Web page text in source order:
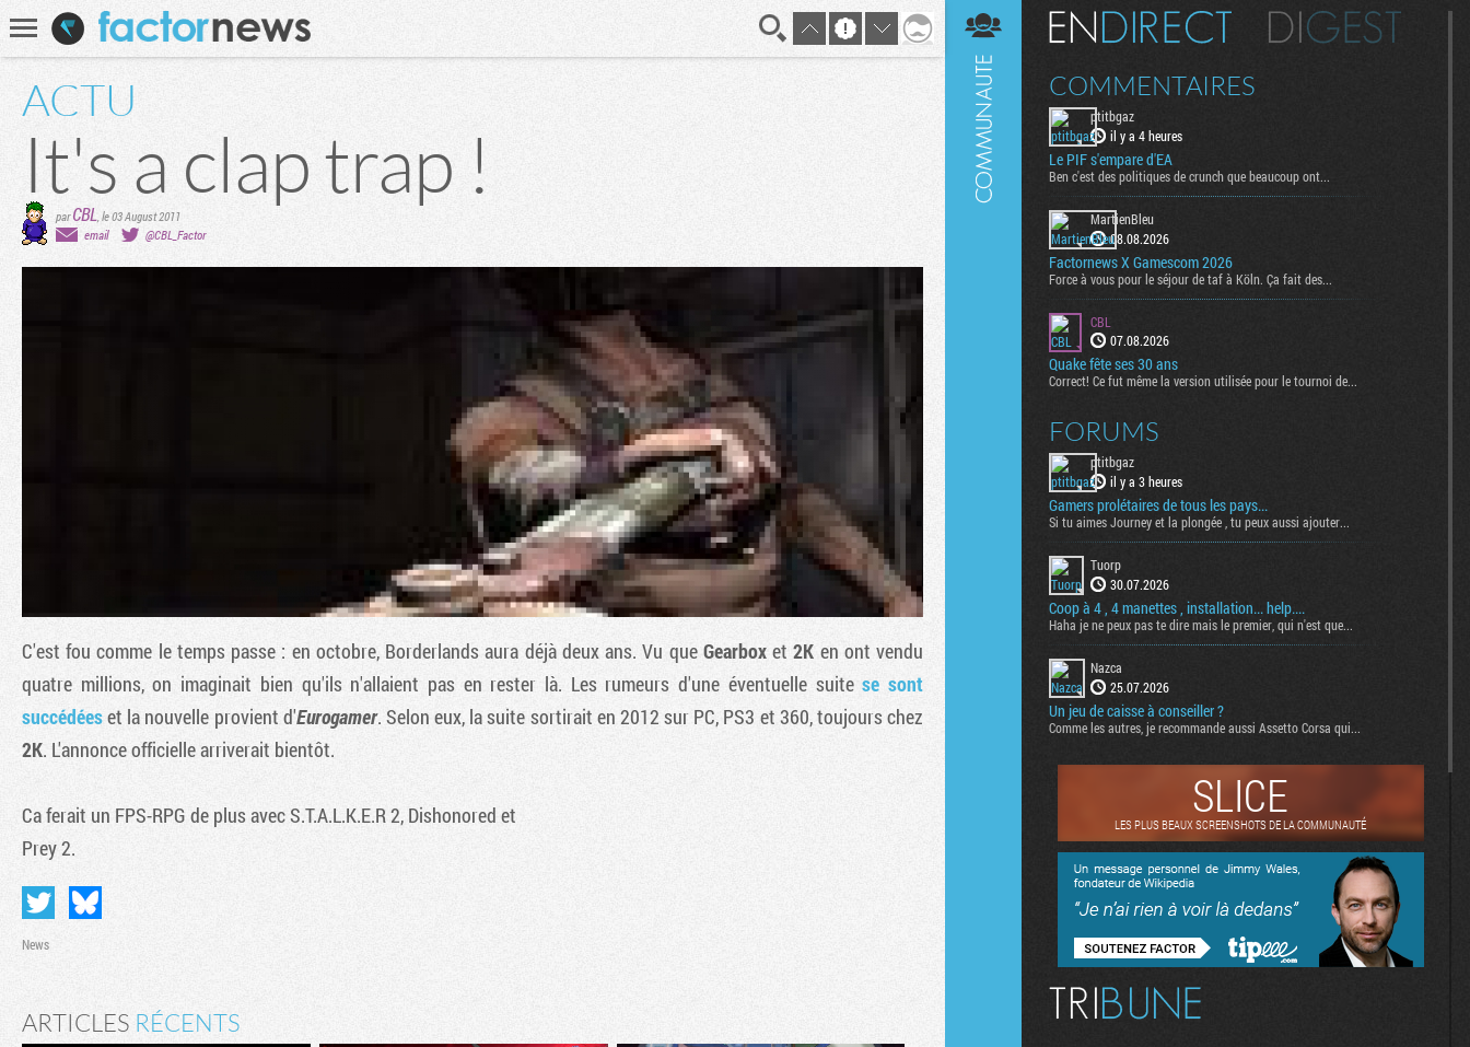
Recherche
ACTU
It's a clap trap !
parCBL le 03 August 2011
email
@CBL_Factor
C'est fou comme le temps passe : en octobre, Borderlands aura déjà deux ans. Vu que Gearboxet2K en ont vendu
quatre millions, on imaginait bien qu'ils n'allaient pas en rester là. Les rumeurs d'une éventuelle suitese sont
succédéeset la nouvelle provient d'Eurogamer. Selon eux, la suite sortirait en 2012 sur PC, PS3 et 360, toujours chez
2K. L'annonce officielle arriverait bientôt.
Ca ferait un FPS-RPG de plus avecS.T.A.L.K.E.R 2, Dishonored et
Prey 2.
News
ARTICLES RÉCENTS
En direct Digest
COMMENTAIRES
ptitbgaz
il y a 4 heures
Le PIF s'empare d'EA
Ben c'est des politiques de crunch que beaucoup ont...
MartienBleu
08.08.2026
Factornews X Gamescom 2026
Force à vous pour le séjour de taf à Köln. Ça fait des...
CBL
07.08.2026
Quake fête ses 30 ans
Correct! Ce fut même la version utilisée pour le tournoi de...
FORUMS
ptitbgaz
il y a 3 heures
Gamers prolétaires de tous les pays...
Si tu aimes Journey et la plongée , tu peux aussi ajouter...
Tuorp
30.07.2026
Coop à 4 , 4 manettes , installation... help....
Haha je ne peux pas te dire mais le premier, qui n'est que...
Nazca
25.07.2026
Un jeu de caisse à conseiller ?
Comme les autres, je recommande aussi Assetto Corsa qui...
SLICE
LES PLUS BEAUX SCREENSHOTS DE LA COMMUNAUTÉ